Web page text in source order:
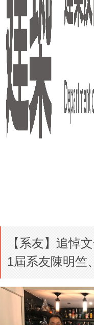
【系友】追悼
1屆系友陳明竺